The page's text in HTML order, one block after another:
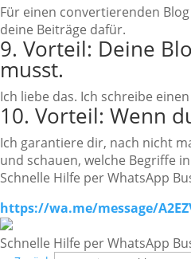
Für einen convertierenden
deine Beiträge dafür.
9. Vorteil: Deine
musst.
Ich liebe das. Ich schreibe
10. Vorteil: Wenn
Ich garantiere dir, nach nicht
und schauen, welche Begriffe
Schnelle Hilfe per WhatsApp
https://wa.me/message/
Schnelle Hilfe per WhatsApp